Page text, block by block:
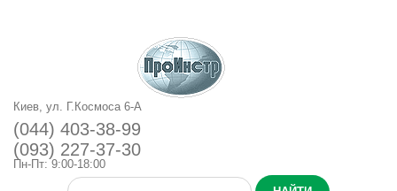
Киев, ул. Г.Космоса 6-А
(044) 403-38-99
(093) 227-37-30
Пн-Пт: 9:00-18:00